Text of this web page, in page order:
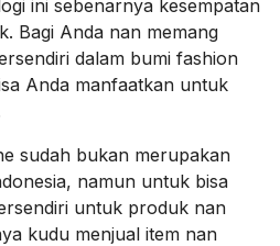
ini sebenarnya kesempatan
Bagi Anda nan memang
dalam bumi fashion
Anda manfaatkan untuk
sudah bukan merupakan
namun untuk bisa
untuk produk nan
kudu menjual item nan